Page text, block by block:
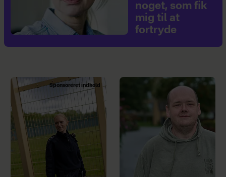
noget, som fik
mig til at
fortryde
Sponsoreret indhold